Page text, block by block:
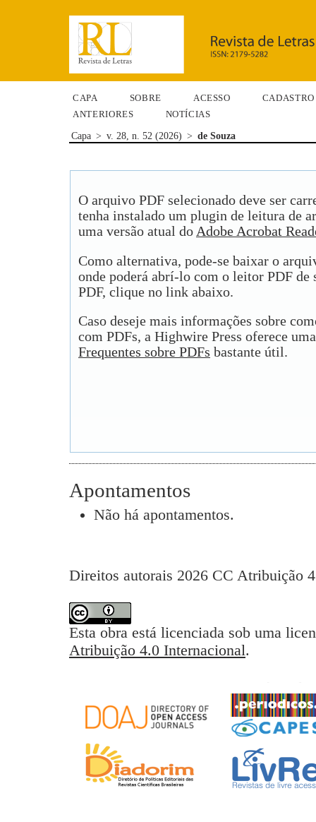
CAPA SOBRE ACESSO
CADASTRO
ANTERIORES
NOTÍCIAS
Capa > v. 28, n. 52 (2026) > de Souza
O arquivo PDF selecionado deve ser
tenha instalado um plugin de leitura de
uma versão atual do Adobe Acrobat
Como alternativa, pode-se baixar o
onde poderá abrí-lo com o leitor PDF de
PDF, clique no link abaixo.
Caso deseje mais informações sobre
com PDFs, a Highwire Press oferece
Frequentes sobre PDFs bastante útil.
Apontamentos
Não há apontamentos.
Direitos autorais 2026 CC Atribuição
Esta obra está licenciada sob uma
Atribuição 4.0 Internacional.